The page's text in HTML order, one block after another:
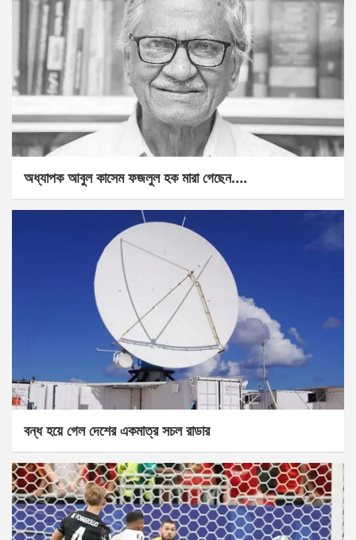
অধ্যাপক আবুল কাসেম ফজলুল হক মারা গেছেন….
বন্ধ হয়ে গেল দেশের একমাত্র সচল রাডার